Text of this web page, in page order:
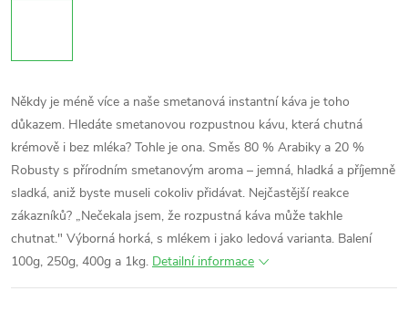
Někdy je méně více a naše smetanová instantní káva je toho
důkazem. Hledáte smetanovou rozpustnou kávu, která chutná
krémově i bez mléka? Tohle je ona. Směs 80 % Arabiky a 20 %
Robusty s přírodním smetanovým aroma – jemná, hladká a příjemně
sladká, aniž byste museli cokoliv přidávat. Nejčastější reakce
zákazníků? „Nečekala jsem, že rozpustná káva může takhle
chutnat." Výborná horká, s mlékem i jako ledová varianta. Balení
100g, 250g, 400g a 1kg. Detailní informace